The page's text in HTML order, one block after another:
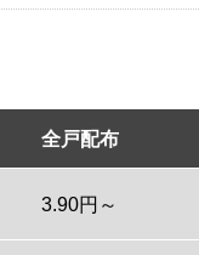
全戸配布
3.90円～